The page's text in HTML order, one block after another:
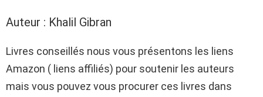
Auteur : Khalil Gibran
Livres conseillés nous vous présentons les liens
Amazon ( liens affiliés) pour soutenir les auteurs
mais vous pouvez vous procurer ces livres dans